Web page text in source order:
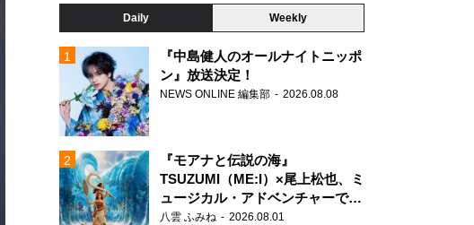
Daily Weekly
『中島健人のオールナイトニッポ
ン』放送決定！
NEWS ONLINE 編集部 2026.08.08
『モアナと伝説の海』
TSUZUMI（ME:I）×尾上松也、ミ
ュージカル・アドベンチャーで美
声を響かせる
八雲 ふみね 2026.08.01